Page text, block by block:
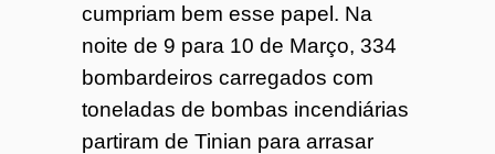
cumpriam bem esse papel. Na
noite de 9 para 10 de Março, 334
bombardeiros carregados com
toneladas de bombas incendiárias
partiram de Tinian para arrasar